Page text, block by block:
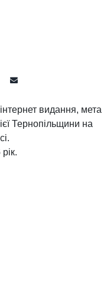
видання, мета
Тернопільщини на